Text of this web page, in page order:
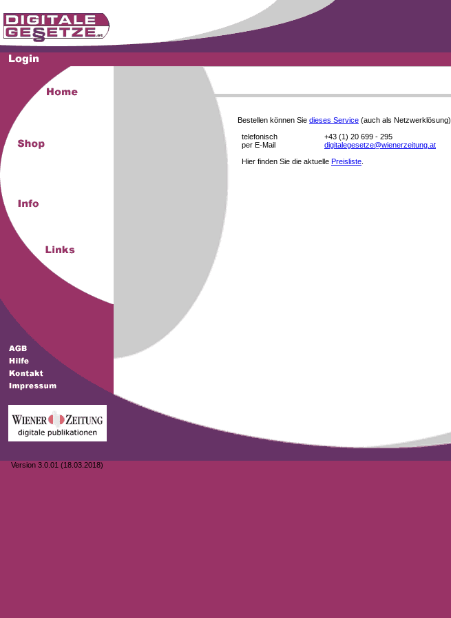
Version 3.0.01 (18.03.2018)
Bestellen können Sie dieses Service (auch als Netzwerklösung)
telefonisch
+43 (1) 20 699 - 295
per E-Mail
digitalegesetze@wienerzeitung.at
Hier finden Sie die aktuelle Preisliste